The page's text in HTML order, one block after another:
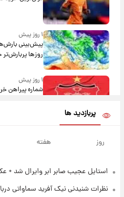
۱ روز پیش
پیش‌بینی
روزها
۱ روز پیش
شماره پیراهن
شد+فیلم
۱ روز پیش
امروز پنجشنبه ۱۵ مرداد ۱۴۰۵ +جدول
پربازدید ها
روز هفته
استایل عجیب صابر ابر وایرال شد +
نظرات شنیدنی نیک آفرید سماواتی